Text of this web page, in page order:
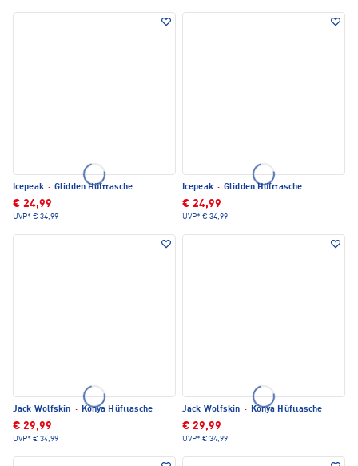
Icepeak · Glidden Hüfttasche
€ 24,99
UVP* € 34,99
Icepeak · Glidden Hüfttasche
€ 24,99
UVP* € 34,99
Jack Wolfskin · Konya Hüfttasche
€ 29,99
UVP* € 34,99
Jack Wolfskin · Konya Hüfttasche
€ 29,99
UVP* € 34,99